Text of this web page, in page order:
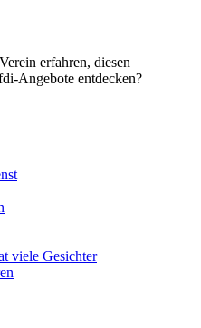
erfahren, diesen
Angebote entdecken?
viele Gesichter